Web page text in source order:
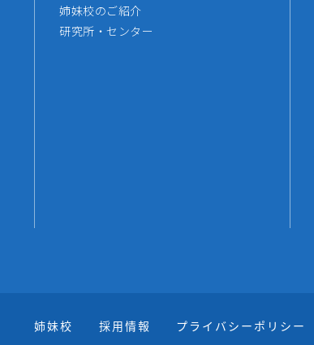
姉妹校のご紹介
研究所・センター
姉妹校 採用情報 プライバシーポリシー